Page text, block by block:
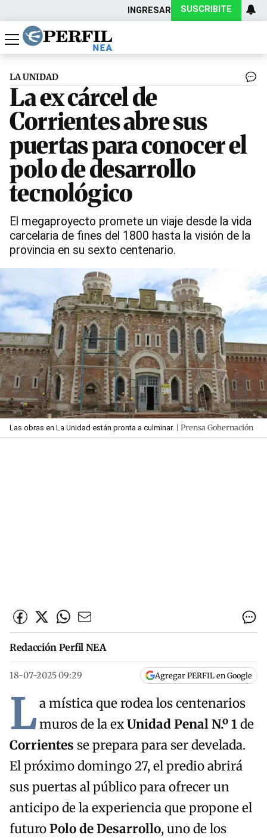
INGRESAR SUSCRIBITE
Política
Economía
Actualidad
LA UNIDAD
La ex cárcel de
Corrientes abre sus
puertas para conocer el
polo de desarrollo
tecnológico
El megaproyecto promete un viaje desde la vida
carcelaria de fines del 1800 hasta la visión de la
provincia en su sexto centenario.
Las obras en La Unidad están pronta a culminar. | Prensa Gobernación
Redacción Perfil NEA
18-07-2025 09:29 Agregar PERFIL en Google
La mística que rodea los centenarios
muros de la exUnidad Penal N.º 1de
Corrientes se prepara para ser develada.
El próximo domingo 27, el predio abrirá
sus puertas al público para ofrecer un
anticipo de la experiencia que propone el
futuroPolo de Desarrollo, uno de los